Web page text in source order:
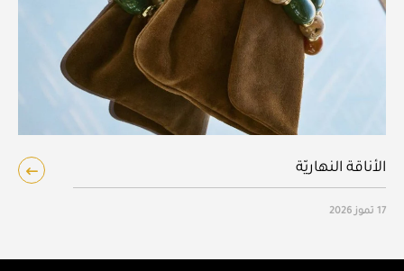
الأناقة النهاريّة
17 تموز 2026